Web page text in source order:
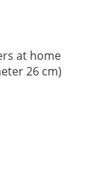
at home
26 cm)